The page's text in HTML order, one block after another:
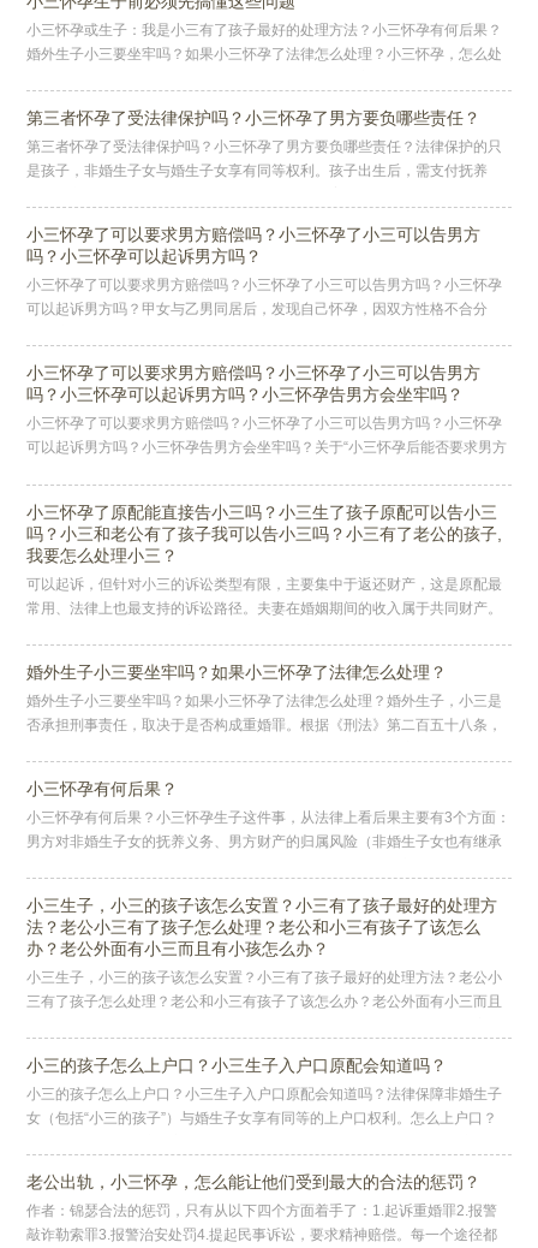
小三怀孕或生子：我是小三有了孩子最好的处理方法？小三怀孕有何后果？
婚外生子小三要坐牢吗？如果小三怀孕了法律怎么处理？小三怀孕，怎么处
第三者怀孕了受法律保护吗？小三怀孕了男方要负哪些责任？
第三者怀孕了受法律保护吗？小三怀孕了男方要负哪些责任？法律保护的只
是孩子，非婚生子女与婚生子女享有同等权利。孩子出生后，需支付抚养
小三怀孕了可以要求男方赔偿吗？小三怀孕了小三可以告男方
吗？小三怀孕可以起诉男方吗？
小三怀孕了可以要求男方赔偿吗？小三怀孕了小三可以告男方吗？小三怀孕
可以起诉男方吗？甲女与乙男同居后，发现自己怀孕，因双方性格不合分
小三怀孕了可以要求男方赔偿吗？小三怀孕了小三可以告男方
吗？小三怀孕可以起诉男方吗？小三怀孕告男方会坐牢吗？
小三怀孕了可以要求男方赔偿吗？小三怀孕了小三可以告男方吗？小三怀孕
可以起诉男方吗？小三怀孕告男方会坐牢吗？关于“小三怀孕后能否要求男方
小三怀孕了原配能直接告小三吗？小三生了孩子原配可以告小三
吗？小三和老公有了孩子我可以告小三吗？小三有了老公的孩子,
我要怎么处理小三？
可以起诉，但针对小三的诉讼类型有限，主要集中于返还财产，这是原配最
常用、法律上也最支持的诉讼路径。夫妻在婚姻期间的收入属于共同财产。
婚外生子小三要坐牢吗？如果小三怀孕了法律怎么处理？
婚外生子小三要坐牢吗？如果小三怀孕了法律怎么处理？婚外生子，小三是
否承担刑事责任，取决于是否构成重婚罪。根据《刑法》第二百五十八条，
小三怀孕有何后果？
小三怀孕有何后果？小三怀孕生子这件事，从法律上看后果主要有3个方面：
男方对非婚生子女的抚养义务、男方财产的归属风险（非婚生子女也有继承
小三生子，小三的孩子该怎么安置？小三有了孩子最好的处理方
法？老公小三有了孩子怎么处理？老公和小三有孩子了该怎么
办？老公外面有小三而且有小孩怎么办？
小三生子，小三的孩子该怎么安置？小三有了孩子最好的处理方法？老公小
三有了孩子怎么处理？老公和小三有孩子了该怎么办？老公外面有小三而且
小三的孩子怎么上户口？小三生子入户口原配会知道吗？
小三的孩子怎么上户口？小三生子入户口原配会知道吗？法律保障非婚生子
女（包括“小三的孩子”）与婚生子女享有同等的上户口权利。怎么上户口？
老公出轨，小三怀孕，怎么能让他们受到最大的合法的惩罚？
作者：锦瑟合法的惩罚，只有从以下四个方面着手了：1.起诉重婚罪2.报警
敲诈勒索罪3.报警治安处罚4.提起民事诉讼，要求精神赔偿。每一个途径都